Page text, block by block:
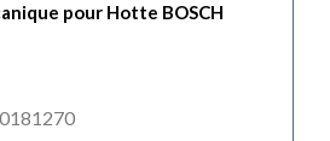
pour Hotte BOSCH